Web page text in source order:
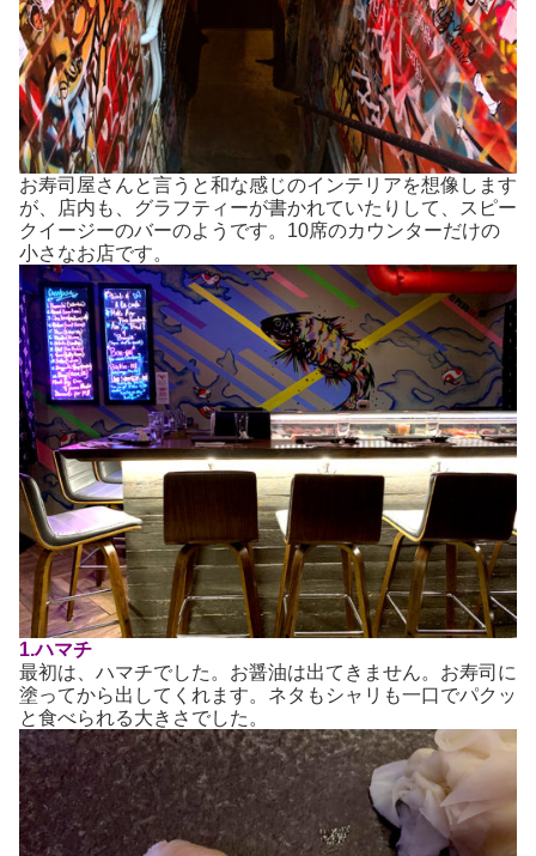
お寿司屋さんと言うと和な感じのインテリアを想像します
が、店内も、グラフティーが書かれていたりして、スピー
クイージーのバーのようです。10席のカウンターだけの
小さなお店です。
1.ハマチ
最初は、ハマチでした。お醤油は出てきません。お寿司に
塗ってから出してくれます。ネタもシャリも一口でパクッ
と食べられる大きさでした。